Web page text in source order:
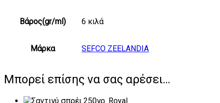
Βάρος(gr/ml) 6 κιλά
Μάρκα SEFCO ZEELANDIA
Μπορεί επίσης να σας αρέσει…